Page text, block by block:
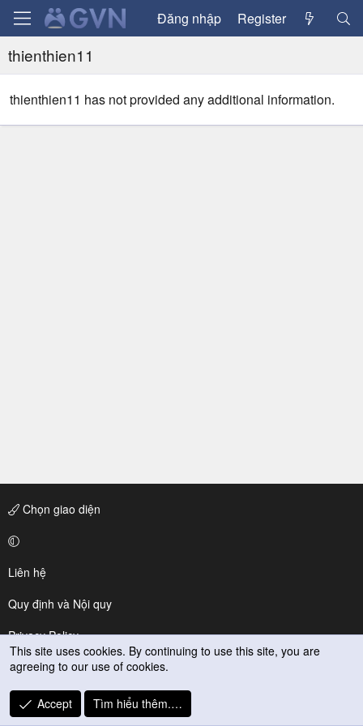
Đăng nhập Register
thienthien11
thienthien11 has not provided any additional information.
Chọn giao diện
Liên hệ
Quy định và Nội quy
Privacy Policy
Trợ giúp
R
S
This site uses cookies. By continuing to use this site, you are
agreeing to our use of cookies.
Accept Tìm hiểu thêm.…